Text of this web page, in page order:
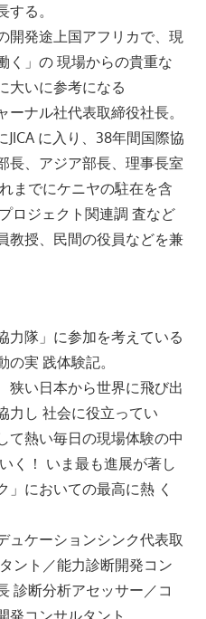
る。
開発途上国アフリカで、現
く」の 現場からの貴重な
大いに参考になる
ナル社代表取締役社長。
JICA に入り、38年間国際協
長、アジア部長、理事長室
までにケニヤの駐在を含
ロジェクト関連調 査など
教授、民間の役員などを兼
力隊」に参加を考えている
実 践体験記。
狭い日本から世界に飛び出
力し 社会に役立ってい
て熱い毎日の現場体験の中
く！ いま最も進展が著し
」においての最高に熱 く
ュケーションシンク代表取
ント／能力診断開発コン
診断分析アセッサー／コ
発コンサルタント